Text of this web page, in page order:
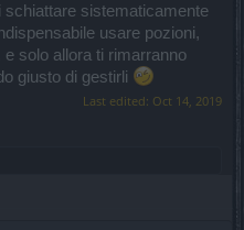
schiattare sistematicamente
usare pozioni,
solo allora ti rimarranno
giusto di gestirli
Last edited: Oct 14, 2019